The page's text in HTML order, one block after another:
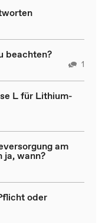
beachten?
1
L für Lithium-
am
wann?
oder